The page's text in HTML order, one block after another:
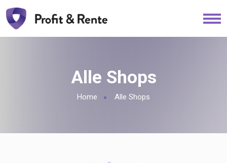
Alle Shops
Home Alle Shops